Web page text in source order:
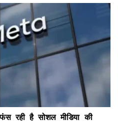
रही है सोशल मीडिया की